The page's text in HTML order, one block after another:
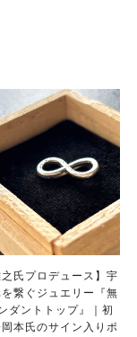
之氏プロデュース】宇
繋ぐジュエリー『無
ダントトップ』｜初
岡本氏のサイン入りポ